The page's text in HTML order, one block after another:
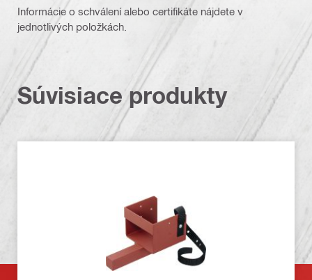
Informácie o schválení alebo certifikáte nájdete v
jednotlivých položkách.
Súvisiace produkty